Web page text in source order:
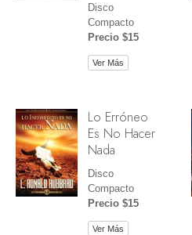
Disco
Compacto
Precio $15
Ver Más
Lo Erróneo
Es No Hacer
Nada
Disco
Compacto
Precio $15
Ver Más